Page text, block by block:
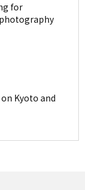
for
Kyoto and